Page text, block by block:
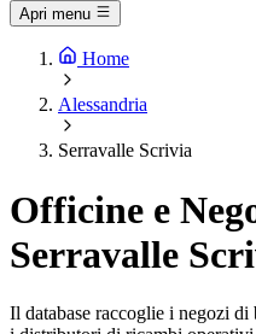
Apri menu
Home
Alessandria
Serravalle Scrivia
Officine e
Serravalle
Il database raccoglie i negozi